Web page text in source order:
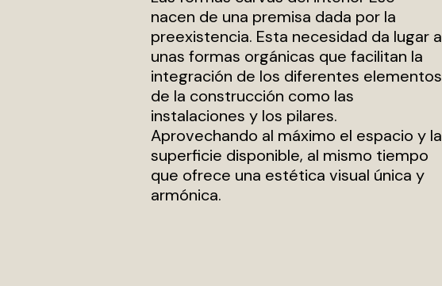
nacen de una premisa dada por la
preexistencia. Esta necesidad da lugar a
unas formas orgánicas que facilitan la
integración de los diferentes elementos
de la construcción como las
instalaciones y los pilares.
Aprovechando al máximo el espacio y la
superficie disponible, al mismo tiempo
que ofrece una estética visual única y
armónica.